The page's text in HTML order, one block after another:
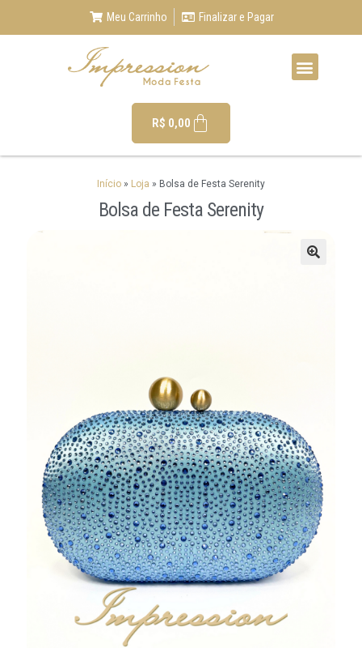
Meu Carrinho Finalizar e Pagar
R$ 0,00
Início » Loja » Bolsa de Festa Serenity
Bolsa de Festa Serenity